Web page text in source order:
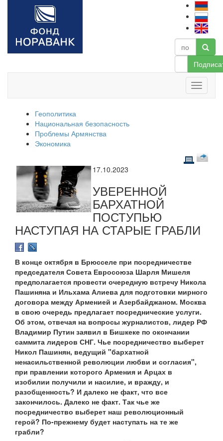
Геополитика
Национальная безопасность
Проблемы Армянства
Экономика
17.10.2023
УВЕРЕННОЙ
БАРХАТНОЙ
ПОСТУПЬЮ
НАСТУПАЯ НА СТАРЫЕ ГРАБЛИ
В конце октября в Брюсселе при посредничестве
председателя Совета Евросоюза Шарля Мишеля
предполагается провести очередную встречу Никола
Пашиняна и Ильхама Алиева для подготовки мирного
договора между Арменией и Азербайджаном. Москва
в свою очередь предлагает посреднические услуги.
Об этом, отвечая на вопросы журналистов, лидер РФ
Владимир Путин заявил в Бишкеке по окончании
саммита лидеров СНГ. Чье посредничество выберет
Никол Пашинян, ведущий "бархатной
ненасильственной революции любви и согласия",
при правлении которого Армения и Арцах в
изобилии получили и насилие, и вражду, и
разобщенность? И далеко не факт, что все
закончилось. Далеко не факт. Так чье же
посредничество выберет наш революционный
герой? По-прежнему будет наступать на те же
грабли?